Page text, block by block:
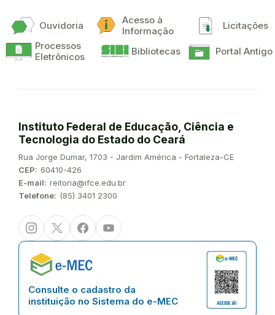
Ouvidoria
Acesso à
Informação
Licitações
Processos
Eletrônicos
Bibliotecas Portal Antigo
Instituto Federal de Educação, Ciência e
Tecnologia do Estado do Ceará
Endereço:
Rua Jorge Dumar, 1703 - Jardim América - Fortaleza-CE
CEP: 60410-426
E-mail: reitoria@ifce.edu.br
Telefone: (85) 3401 2300
InstagramTwitter/XFacebookYoutube
Consulte o cadastro da
instituição no Sistema do e-MEC